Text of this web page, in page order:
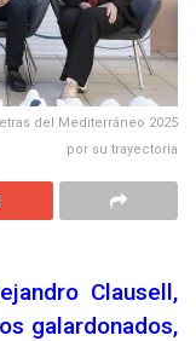
del Mediterráneo 2025
por su trayectoria
Clausell,
galardonados,